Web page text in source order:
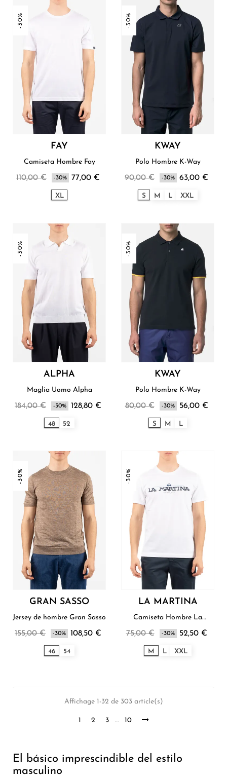
-30%
FAY
Camiseta Hombre Fay
110,00 € -30% 77,00 €
XL
-30%
KWAY
Polo Hombre K-Way
90,00 € -30% 63,00 €
S M L XXL
-30%
ALPHA
Maglia Uomo Alpha
184,00 € -30% 128,80 €
48 52
-30%
KWAY
Polo Hombre K-Way
80,00 € -30% 56,00 €
S M L
-30%
GRAN SASSO
Jersey de hombre Gran Sasso
155,00 € -30% 108,50 €
46 54
-30%
LA MARTINA
Camiseta Hombre La
75,00 € -30% 52,50 €
M L XXL
Affichage 1-32 de 303 article(s)
1 2 3 … 10
El básico imprescindible del estilo
masculino